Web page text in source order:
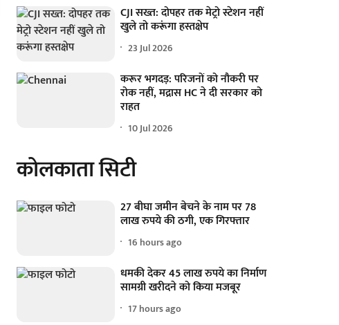
CJI सख्त: दोपहर तक मेट्रो स्टेशन नहीं
खुले तो करूंगा हस्तक्षेप
23 Jul 2026
करूर भगदड़: परिजनों को नौकरी पर
रोक नहीं, मद्रास HC ने दी सरकार को
राहत
10 Jul 2026
कोलकाता सिटी
27 बीघा जमीन बेचने के नाम पर 78
लाख रुपये की ठगी, एक गिरफ्तार
16 hours ago
धमकी देकर 45 लाख रुपये का निर्माण
सामग्री खरीदने को किया मजबूर
17 hours ago